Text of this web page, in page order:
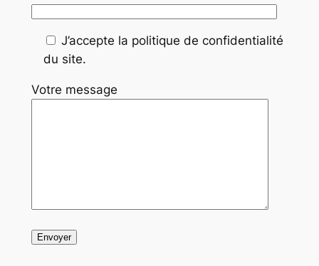
J’accepte la politique de confidentialité
du site.
Votre message